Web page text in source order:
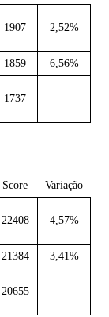
1907 2,52%
1859
6,56%
1737
Score
Variação
22408 4,57%
21384
3,41%
20655